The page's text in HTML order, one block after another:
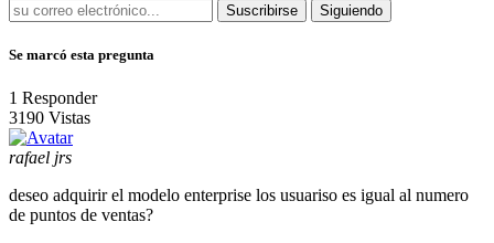
Suscribirse Siguiendo
Se marcó esta pregunta
1 Responder
3190 Vistas
rafael jrs
deseo adquirir el modelo enterprise los usuariso es igual al numero
de puntos de ventas?